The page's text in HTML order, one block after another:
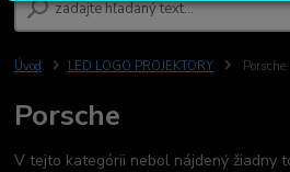
Úvod LED LOGO PROJEKTORY Porsche
Porsche
V tejto kategórii nebol nájdený žiadny